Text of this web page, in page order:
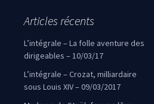
Articles récents
L’intégrale – La folle aventure des
dirigeables – 10/03/17
L’intégrale – Crozat, milliardaire
sous Louis XIV – 09/03/2017